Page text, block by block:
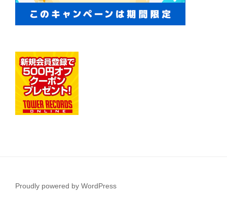
Proudly powered by WordPress